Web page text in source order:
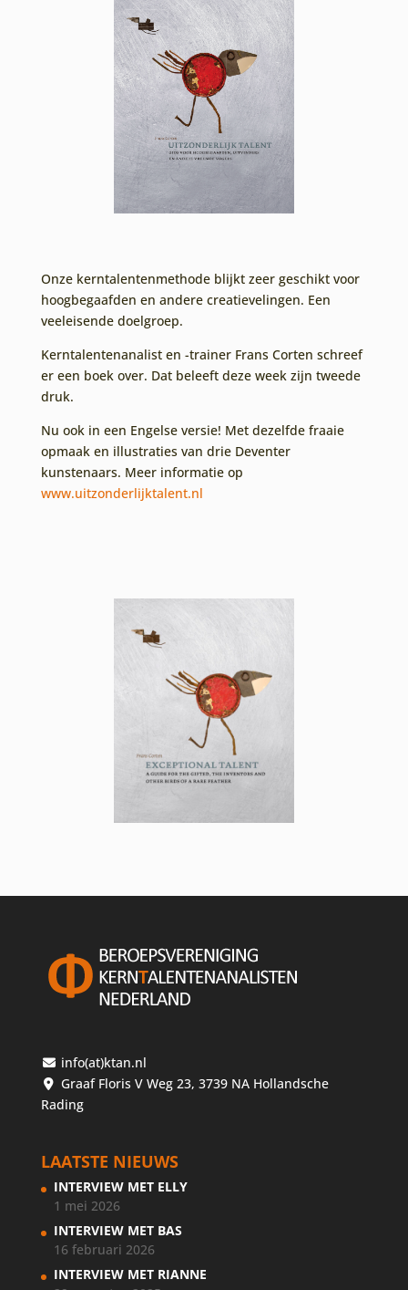
Onze kerntalentenmethode blijkt zeer geschikt voor
hoogbegaafden en andere creatievelingen. Een
veeleisende doelgroep.
Kerntalentenanalist en -trainer Frans Corten schreef
er een boek over. Dat beleeft deze week zijn tweede
druk.
Nu ook in een Engelse versie! Met dezelfde fraaie
opmaak en illustraties van drie Deventer
kunstenaars. Meer informatie op
www.uitzonderlijktalent.nl
info(at)ktan.nl
Graaf Floris V Weg 23, 3739 NA Hollandsche
Rading
LAATSTE NIEUWS
INTERVIEW MET ELLY
1 mei 2026
INTERVIEW MET BAS
16 februari 2026
INTERVIEW MET RIANNE